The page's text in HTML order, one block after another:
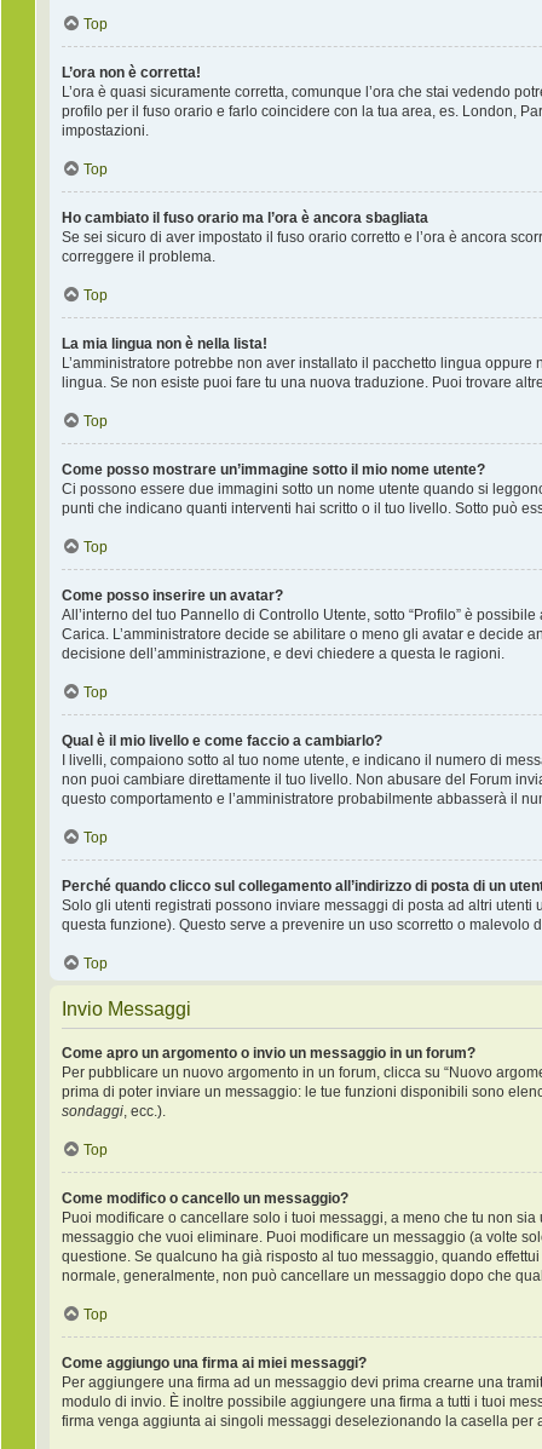
Top
L’ora non è corretta!
L’ora è quasi sicuramente corretta, comunque l’ora che stai vedendo
profilo per il fuso orario e farlo coincidere con la tua area, es. London,
impostazioni.
Top
Ho cambiato il fuso orario ma l’ora è ancora sbagliata
Se sei sicuro di aver impostato il fuso orario corretto e l’ora è ancora
correggere il problema.
Top
La mia lingua non è nella lista!
L’amministratore potrebbe non aver installato il pacchetto lingua
lingua. Se non esiste puoi fare tu una nuova traduzione. Puoi trovare
Top
Come posso mostrare un’immagine sotto il mio nome utente?
Ci possono essere due immagini sotto un nome utente quando si
punti che indicano quanti interventi hai scritto o il tuo livello. Sotto può
Top
Come posso inserire un avatar?
All’interno del tuo Pannello di Controllo Utente, sotto “Profilo” è
Carica. L’amministratore decide se abilitare o meno gli avatar e decide
decisione dell’amministrazione, e devi chiedere a questa le ragioni.
Top
Qual è il mio livello e come faccio a cambiarlo?
I livelli, compaiono sotto al tuo nome utente, e indicano il numero di
non puoi cambiare direttamente il tuo livello. Non abusare del Forum
questo comportamento e l’amministratore probabilmente abbasserà il
Top
Perché quando clicco sul collegamento all’indirizzo di posta di un
Solo gli utenti registrati possono inviare messaggi di posta ad altri
questa funzione). Questo serve a prevenire un uso scorretto o malevolo
Top
Invio Messaggi
Come apro un argomento o invio un messaggio in un forum?
Per pubblicare un nuovo argomento in un forum, clicca su “Nuovo
prima di poter inviare un messaggio: le tue funzioni disponibili sono
sondaggi, ecc.).
Top
Come modifico o cancello un messaggio?
Puoi modificare o cancellare solo i tuoi messaggi, a meno che tu non
messaggio che vuoi eliminare. Puoi modificare un messaggio (a volte
questione. Se qualcuno ha già risposto al tuo messaggio, quando
normale, generalmente, non può cancellare un messaggio dopo che
Top
Come aggiungo una firma ai miei messaggi?
Per aggiungere una firma ad un messaggio devi prima crearne una
modulo di invio. È inoltre possibile aggiungere una firma a tutti i tuoi
firma venga aggiunta ai singoli messaggi deselezionando la casella per